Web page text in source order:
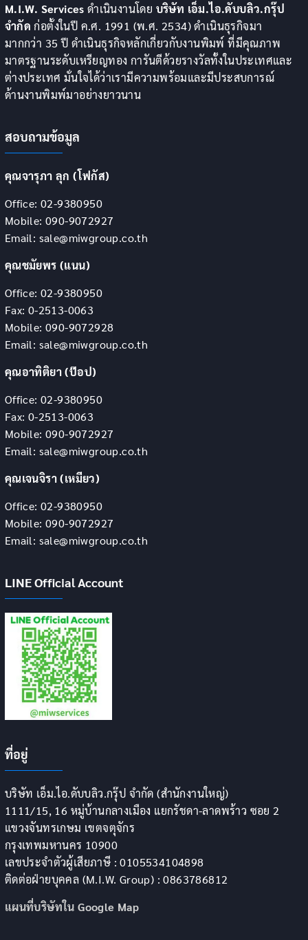
M.I.W. Services ดำเนินงานโดย บริษัท เอ็ม.ไอ.ดับบลิว.กรุ๊ป
จำกัด ก่อตั้งในปี ค.ศ. 1991 (พ.ศ. 2534) ดำเนินธุรกิจมา
มากกว่า 35 ปี ดำเนินธุรกิจหลักเกี่ยวกับงานพิมพ์ ที่มีคุณภาพ
มาตรฐานระดับเหรียญทอง การันตีด้วยรางวัลทั้งในประเทศและ
ต่างประเทศ มั่นใจได้ว่าเรามีความพร้อมและมีประสบการณ์
ด้านงานพิมพ์มาอย่างยาวนาน
สอบถามข้อมูล
คุณจารุภา ลุก (โฟกัส)
Office: 02-9380950
Mobile: 090-9072927
Email: sale@miwgroup.co.th
คุณชมัยพร (แนน)
Office: 02-9380950
Fax: 0-2513-0063
Mobile: 090-9072928
Email: sale@miwgroup.co.th
คุณอาทิติยา (ป๊อป)
Office: 02-9380950
Fax: 0-2513-0063
Mobile: 090-9072927
Email: sale@miwgroup.co.th
คุณเจนจิรา (เหมียว)
Office: 02-9380950
Mobile: 090-9072927
Email: sale@miwgroup.co.th
LINE Official Account
ที่อยู่
บริษัท เอ็ม.ไอ.ดับบลิว.กรุ๊ป จำกัด (สำนักงานใหญ่)
1111/15, 16 หมู่บ้านกลางเมือง แยกรัชดา-ลาดพร้าว ซอย 2
แขวงจันทรเกษม เขตจตุจักร
กรุงเทพมหานคร 10900
เลขประจำตัวผู้เสียภาษี : 0105534104898
ติดต่อฝ่ายบุคคล (M.I.W. Group) : 0863786812
แผนที่บริษัทใน Google Map